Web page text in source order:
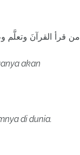
من قرأ القرآنَ وتعلَّم
akan
di dunia.